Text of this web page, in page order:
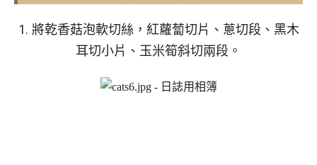
1. 將乾香菇泡軟切絲，紅蘿蔔切片、蔥切段、黑木
耳切小片、玉米筍斜切兩段。